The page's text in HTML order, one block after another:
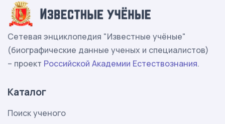
Сетевая энциклопедия "Известные учёные"
(биографические данные ученых и специалистов)
– проект Российской Академии Естествознания.
Каталог
Поиск ученого